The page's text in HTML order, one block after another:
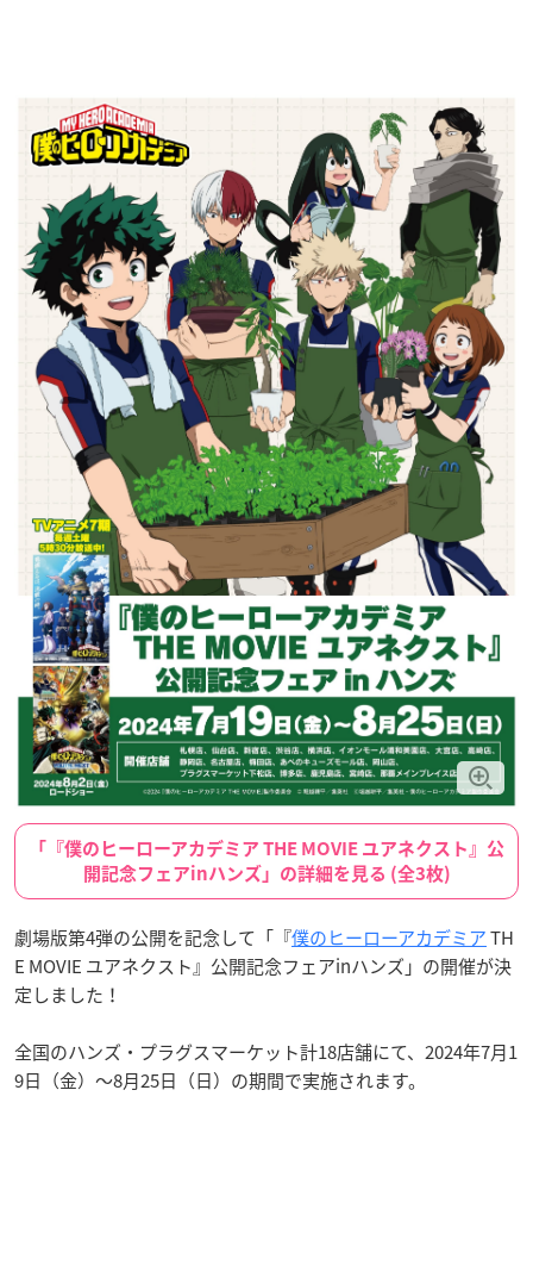
「『僕のヒーローアカデミア THE MOVIE ユアネクスト』公
開記念フェアinハンズ」の詳細を見る (全3枚)
劇場版第4弾の公開を記念して「『僕のヒーローアカデミアTH
E MOVIE ユアネクスト』公開記念フェアinハンズ」の開催が決
定しました！
全国のハンズ・プラグスマーケット計18店舗にて、2024年7月1
9日（金）〜8月25日（日）の期間で実施されます。